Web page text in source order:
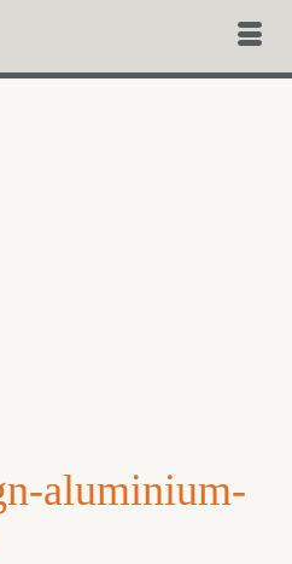
aluminium-